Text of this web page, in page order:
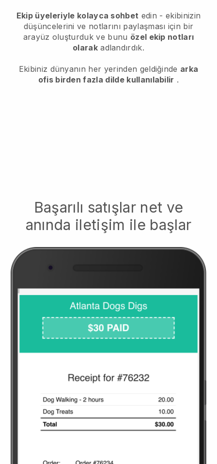
Ekip üyeleriyle kolayca sohbet edin - ekibinizin
düşüncelerini ve notlarını paylaşması için bir
arayüz oluşturduk ve bunu özel ekip notları
olarakadlandırdık.
Ekibiniz dünyanın her yerinden geldiğinde arka
ofis birden fazla dilde kullanılabilir .
Başarılı satışlar net ve
anında iletişim ile başlar